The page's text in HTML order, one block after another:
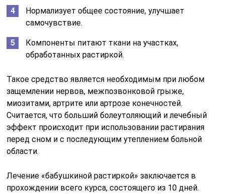
Нормализует общее состояние, улучшает
самочувствие.
Компоненты питают ткани на участках,
обработанных растиркой.
Такое средство является необходимым при любом
защемлении нервов, межпозвонковой грыже,
миозитами, артрите или артрозе конечностей.
Считается, что больший болеутоляющий и лечебный
эффект происходит при использовании растирания
перед сном и с последующим утеплением больной
области.
Лечение «бабушкиной растиркой» заключается в
прохождении всего курса, состоящего из 10 дней.